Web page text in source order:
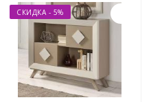
СКИДКА - 5%